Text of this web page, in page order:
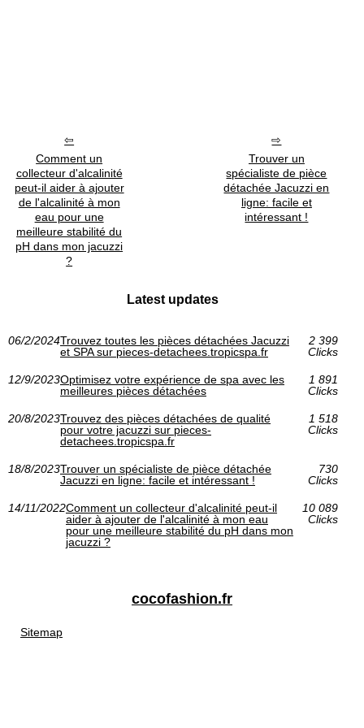
Comment un
collecteur d'alcalinité
peut-il aider à ajouter
de l'alcalinité à mon
eau pour une
meilleure stabilité du
pH dans mon jacuzzi
?
Trouver un
spécialiste de pièce
détachée Jacuzzi en
ligne: facile et
intéressant !
Latest updates
06/2/2024Trouvez toutes les pièces détachées Jacuzzi
et SPA sur pieces-detachees.tropicspa.fr
2 399
Clicks
12/9/2023Optimisez votre expérience de spa avec les
meilleures pièces détachées
1 891
Clicks
20/8/2023Trouvez des pièces détachées de qualité
pour votre jacuzzi sur pieces-
detachees.tropicspa.fr
1 518
Clicks
18/8/2023Trouver un spécialiste de pièce détachée
Jacuzzi en ligne: facile et intéressant !
730
Clicks
14/11/2022Comment un collecteur d'alcalinité peut-il
aider à ajouter de l'alcalinité à mon eau
pour une meilleure stabilité du pH dans mon
jacuzzi ?
10 089
Clicks
cocofashion.fr
Sitemap